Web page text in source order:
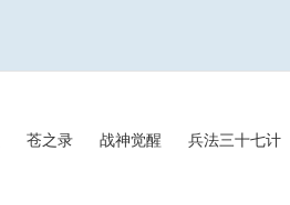
苍之录 战神觉醒 兵法三十七计